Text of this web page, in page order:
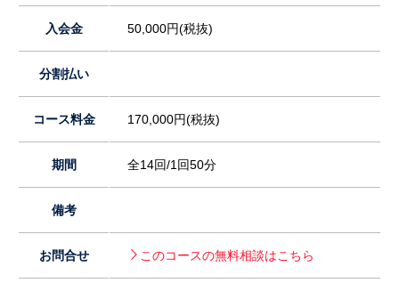
入会金 50,000円(税抜)
分割払い
コース料金 170,000円(税抜)
期間 全14回/1回50分
備考
お問合せ このコースの無料相談はこちら